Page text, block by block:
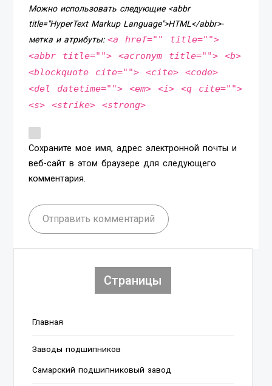
Можно использовать следующие <abbr
title="HyperText Markup Language">HTML</abbr>-
метка и атрибуты:<a href="" title="">
<abbr title=""> <acronym title=""> <b>
<blockquote cite=""> <cite> <code>
<del datetime=""> <em> <i> <q cite="">
<s> <strike> <strong>
Сохраните мое имя, адрес электронной почты и
веб-сайт в этом браузере для следующего
комментария.
Отправить комментарий
Страницы
Главная
Заводы подшипников
Cамарский подшипниковый завод